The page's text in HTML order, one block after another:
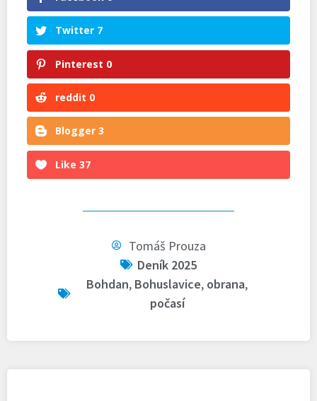
Twitter 7
Pinterest 0
reddit 0
Blogger 3
Like 37
Tomáš Prouza
Deník 2025
Bohdan, Bohuslavice, obrana,
počasí